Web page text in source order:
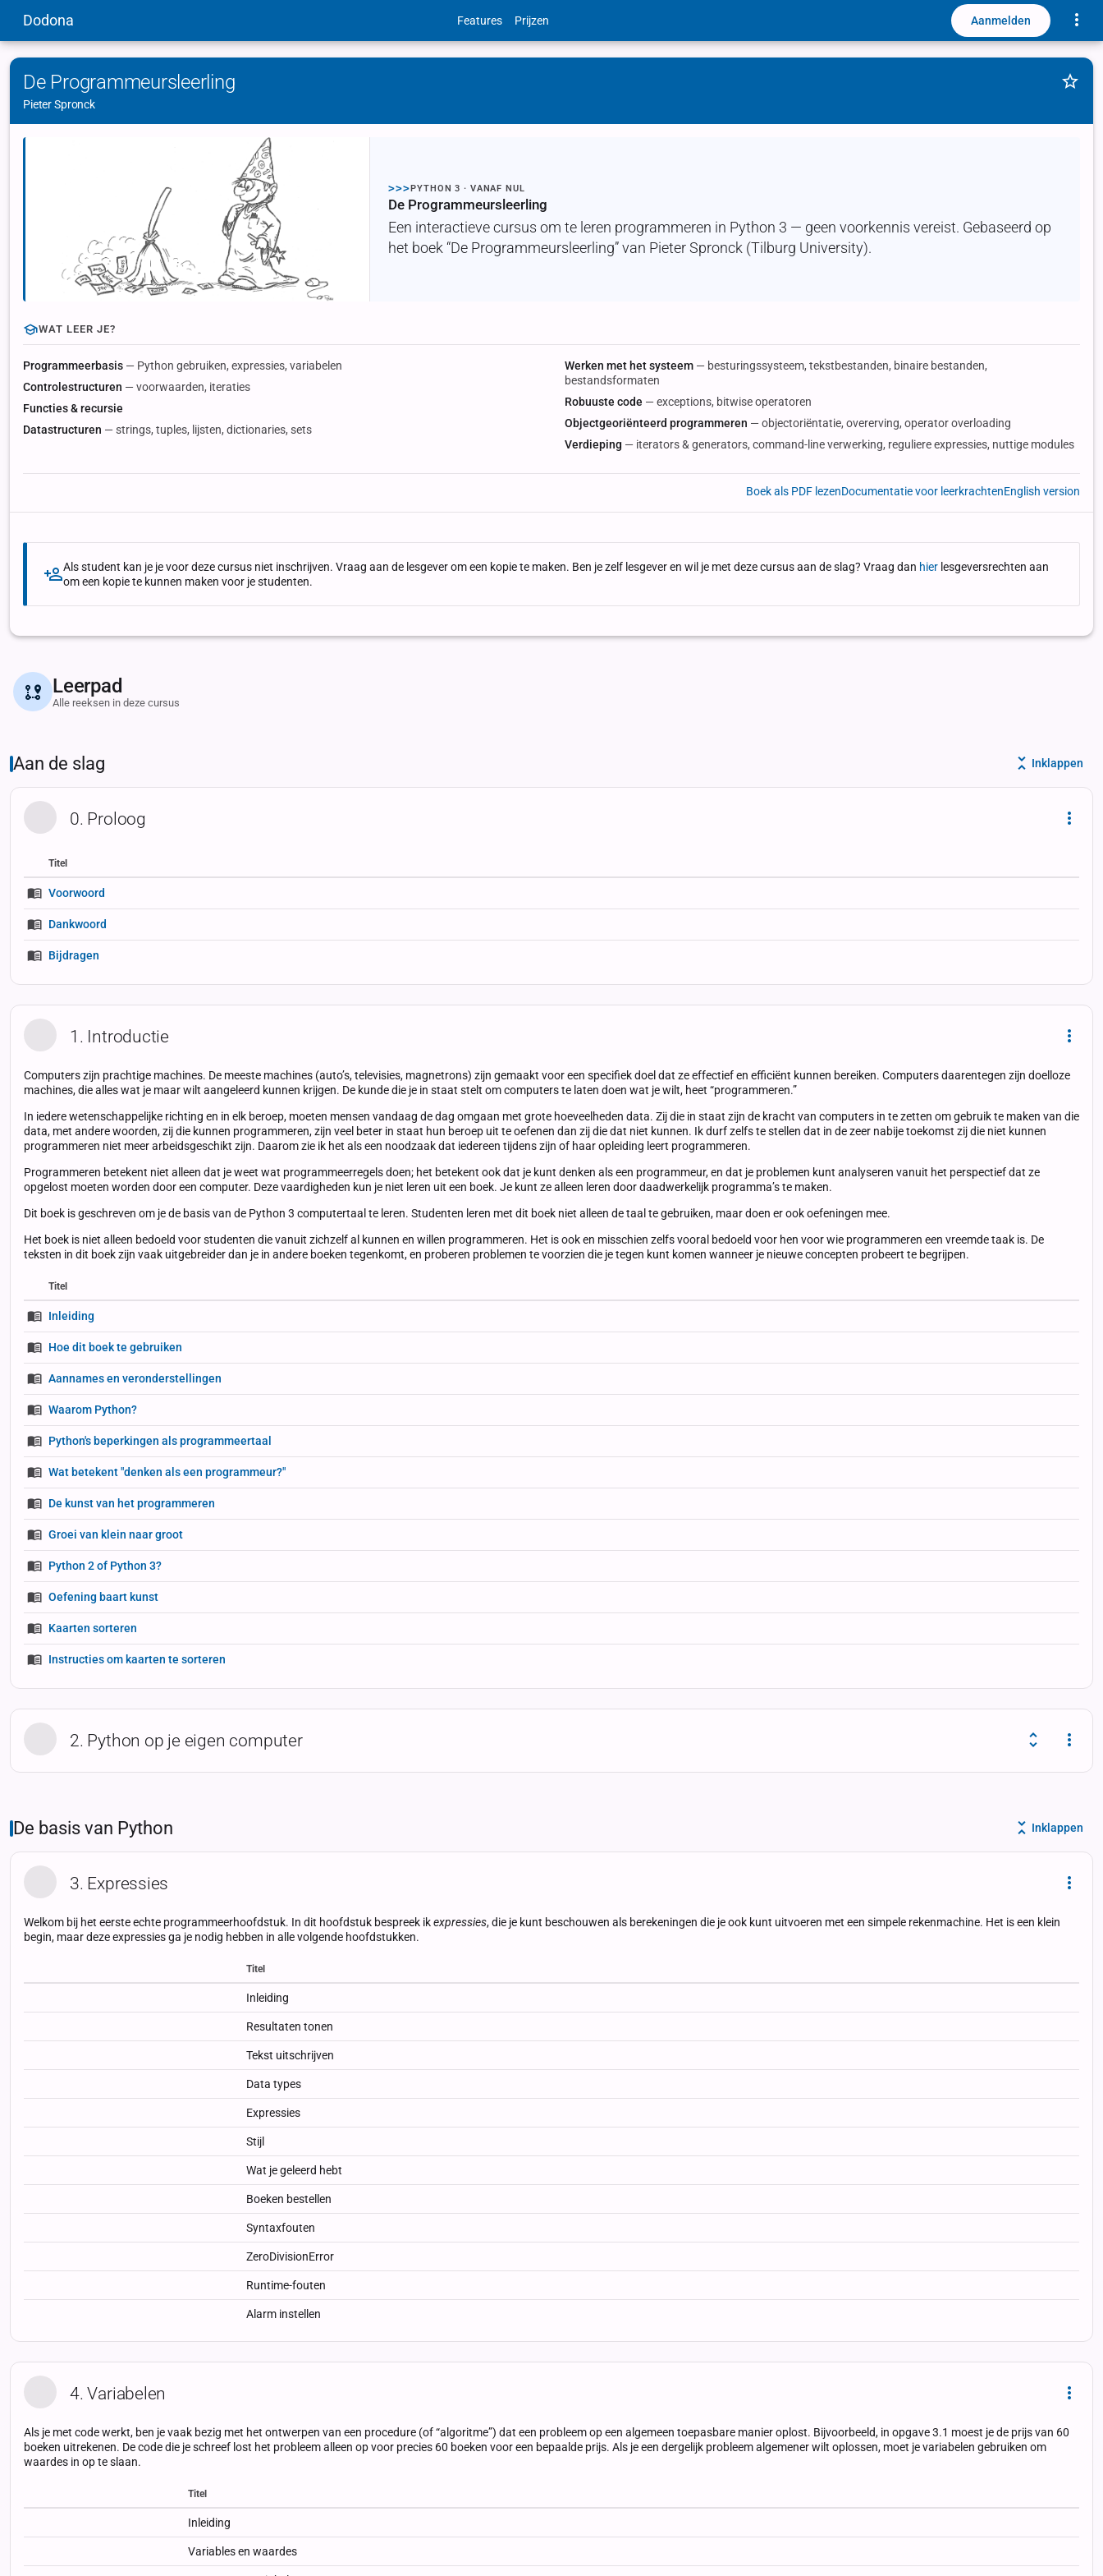
Dodona Features Prijzen Aanmelden
De Programmeursleerling
Pieter Spronck
>>>PYTHON 3 · VANAF NUL
De Programmeursleerling
Een interactieve cursus om te leren programmeren in Python 3 — geen voorkennis vereist. Gebaseerd op
het boek “De Programmeursleerling” van Pieter Spronck (Tilburg University).
WAT LEER JE?
Programmeerbasis — Python gebruiken, expressies, variabelen
Controlestructuren — voorwaarden, iteraties
Functies & recursie
Datastructuren — strings, tuples, lijsten, dictionaries, sets
Werken met het systeem — besturingssysteem, tekstbestanden, binaire bestanden,
bestandsformaten
Robuuste code — exceptions, bitwise operatoren
Objectgeoriënteerd programmeren — objectoriëntatie, overerving, operator overloading
Verdieping — iterators & generators, command-line verwerking, reguliere expressies, nuttige modules
Boek als PDF lezenDocumentatie voor leerkrachtenEnglish version
Als student kan je je voor deze cursus niet inschrijven. Vraag aan de lesgever om een kopie te maken. Ben je zelf lesgever en wil je met deze cursus aan de slag? Vraag dan hier lesgeversrechten aan
om een kopie te kunnen maken voor je studenten.
Leerpad
Alle reeksen in deze cursus
Aan de slag Inklappen
0. Proloog
Status
Status
Type
Titel
Voorwoord
Dankwoord
Bijdragen
1. Introductie
Computers zijn prachtige machines. De meeste machines (auto’s, televisies, magnetrons) zijn gemaakt voor een specifiek doel dat ze effectief en efficiënt kunnen bereiken. Computers daarentegen zijn doelloze
machines, die alles wat je maar wilt aangeleerd kunnen krijgen. De kunde die je in staat stelt om computers te laten doen wat je wilt, heet “programmeren.”
In iedere wetenschappelijke richting en in elk beroep, moeten mensen vandaag de dag omgaan met grote hoeveelheden data. Zij die in staat zijn de kracht van computers in te zetten om gebruik te maken van die
data, met andere woorden, zij die kunnen programmeren, zijn veel beter in staat hun beroep uit te oefenen dan zij die dat niet kunnen. Ik durf zelfs te stellen dat in de zeer nabije toekomst zij die niet kunnen
programmeren niet meer arbeidsgeschikt zijn. Daarom zie ik het als een noodzaak dat iedereen tijdens zijn of haar opleiding leert programmeren.
Programmeren betekent niet alleen dat je weet wat programmeerregels doen; het betekent ook dat je kunt denken als een programmeur, en dat je problemen kunt analyseren vanuit het perspectief dat ze
opgelost moeten worden door een computer. Deze vaardigheden kun je niet leren uit een boek. Je kunt ze alleen leren door daadwerkelijk programma’s te maken.
Dit boek is geschreven om je de basis van de Python 3 computertaal te leren. Studenten leren met dit boek niet alleen de taal te gebruiken, maar doen er ook oefeningen mee.
Het boek is niet alleen bedoeld voor studenten die vanuit zichzelf al kunnen en willen programmeren. Het is ook en misschien zelfs vooral bedoeld voor hen voor wie programmeren een vreemde taak is. De
teksten in dit boek zijn vaak uitgebreider dan je in andere boeken tegenkomt, en proberen problemen te voorzien die je tegen kunt komen wanneer je nieuwe concepten probeert te begrijpen.
Status
Status
Type
Titel
Inleiding
Hoe dit boek te gebruiken
Aannames en veronderstellingen
Waarom Python?
Python's beperkingen als programmeertaal
Wat betekent "denken als een programmeur?"
De kunst van het programmeren
Groei van klein naar groot
Python 2 of Python 3?
Oefening baart kunst
Kaarten sorteren
Instructies om kaarten te sorteren
2. Python op je eigen computer
De basis van Python Inklappen
3. Expressies
Welkom bij het eerste echte programmeerhoofdstuk. In dit hoofdstuk bespreek ikexpressies, die je kunt beschouwen als berekeningen die je ook kunt uitvoeren met een simpele rekenmachine. Het is een klein
begin, maar deze expressies ga je nodig hebben in alle volgende hoofdstukken.
Status Status Type
Titel
Inleiding
Resultaten tonen
Tekst uitschrijven
Data types
Expressies
Stijl
Wat je geleerd hebt
Boeken bestellen
Syntaxfouten
ZeroDivisionError
Runtime-fouten
Alarm instellen
4. Variabelen
Als je met code werkt, ben je vaak bezig met het ontwerpen van een procedure (of “algoritme”) dat een probleem op een algemeen toepasbare manier oplost. Bijvoorbeeld, in opgave 3.1 moest je de prijs van 60
boeken uitrekenen. De code die je schreef lost het probleem alleen op voor precies 60 boeken voor een bepaalde prijs. Als je een dergelijk probleem algemener wilt oplossen, moet je variabelen gebruiken om
waardes in op te slaan.
Status Status Type
Titel
Inleiding
Variables en waardes